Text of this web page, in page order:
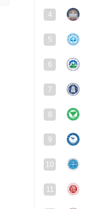
4
5
6
7
8
9
10
11